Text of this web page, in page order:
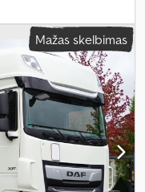
automatinis, emisijos
tūris:61 m³, krovimo
2 500 mm, krovos
2003, Įranga:
elektrinis
kontrolė, oro
,
Mažas skelbimas